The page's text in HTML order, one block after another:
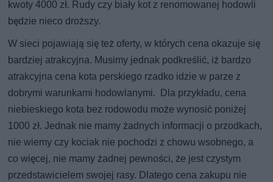
kwoty 4000 zł. Rudy czy biały kot z renomowanej hodowli
będzie nieco droższy.
W sieci pojawiają się też oferty, w których cena okazuje się
bardziej atrakcyjna. Musimy jednak podkreślić, iż bardzo
atrakcyjna cena kota perskiego rzadko idzie w parze z
dobrymi warunkami hodowlanymi. Dla przykładu, cena
niebieskiego kota bez rodowodu może wynosić poniżej
1000 zł. Jednak nie mamy żadnych informacji o przodkach,
nie wiemy czy kociak nie pochodzi z chowu wsobnego, a
co więcej, nie mamy żadnej pewności, że jest czystym
przedstawicielem swojej rasy. Dlatego cena zakupu nie